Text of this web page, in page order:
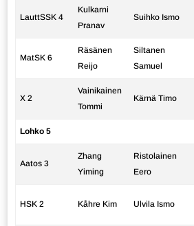
LauttSSK 4
Kulkarni
Pranav
Suihko Ismo
MatSK 6
Räsänen
Reijo
Siltanen
Samuel
X 2
Vainikainen
Tommi
Kärnä Timo
Lohko 5
Aatos 3
Zhang
Yiming
Ristolainen
Eero
HSK 2 Kåhre Kim Ulvila Ismo